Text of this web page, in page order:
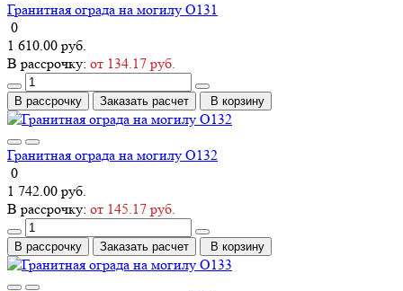
Гранитная ограда на могилу О131
0
1 610.00 руб.
В рассрочку: от 134.17 руб.
В рассрочку Заказать расчет В корзину
Гранитная ограда на могилу О132
0
1 742.00 руб.
В рассрочку: от 145.17 руб.
В рассрочку Заказать расчет В корзину